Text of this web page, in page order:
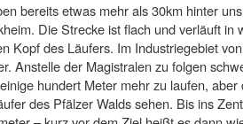
bereits etwas mehr als 30km hinter
Die Strecke ist flach und verläuft in
Kopf des Läufers. Im Industriegebiet
Anstelle der Magistralen zu folgen
hundert Meter mehr zu laufen,
des Pfälzer Walds sehen. Bis ins